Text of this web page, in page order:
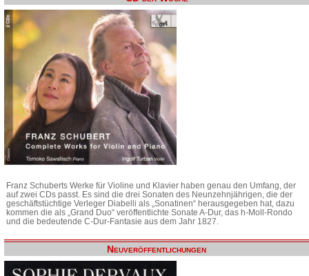
Franz Schuberts Werke für Violine und Klavier haben genau den Umfang, der
auf zwei CDs passt. Es sind die drei Sonaten des Neunzehnjährigen, die der
geschäftstüchtige Verleger Diabelli als „Sonatinen“ herausgegeben hat, dazu
kommen die als „Grand Duo“ veröffentlichte Sonate A-Dur, das h-Moll-Rondo
und die bedeutende C-Dur-Fantasie aus dem Jahr 1827.
Neuveröffentlichungen